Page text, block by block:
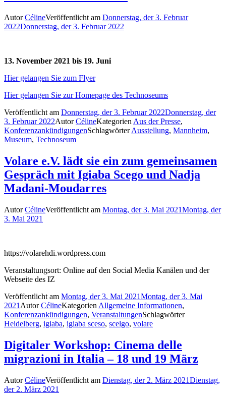
AutorCélineVeröffentlicht am Donnerstag, der 3. Februar
2022Donnerstag, der 3. Februar 2022
13. November 2021 bis 19. Juni
Hier gelangen Sie zum Flyer
Hier gelangen Sie zur Homepage des Technoseums
Veröffentlicht am Donnerstag, der 3. Februar 2022Donnerstag, der
3. Februar 2022AutorCélineKategorien Aus der Presse,
KonferenzankündigungenSchlagwörterAusstellung, Mannheim,
Museum, Technoseum
Volare e.V. lädt sie ein zum gemeinsamen
Gespräch mit Igiaba Scego und Nadja
Madani-Moudarres
AutorCélineVeröffentlicht am Montag, der 3. Mai 2021Montag, der
3. Mai 2021
https://volarehdi.wordpress.com
Veranstaltungsort: Online auf den Social Media Kanälen und der
Webseite des IZ
Veröffentlicht am Montag, der 3. Mai 2021Montag, der 3. Mai
2021 AutorCélineKategorien Allgemeine Informationen,
Konferenzankündigungen, VeranstaltungenSchlagwörter
Heidelberg, igiaba, igiaba sceso, scelgo, volare
Digitaler Workshop: Cinema delle
migrazioni in Italia – 18 und 19 März
AutorCélineVeröffentlicht am Dienstag, der 2. März 2021Dienstag,
der 2. März 2021